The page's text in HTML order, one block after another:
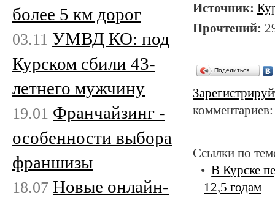
Источник:
Прочтений:
Поделиться…
Ссылки по
В Курске
12,5 годам
более 5 км дорог
03.11 УМВД КО: под
Курском сбили 43-
летнего мужчину
19.01 Франчайзинг -
особенности выбора
франшизы
18.07 Новые онлайн-